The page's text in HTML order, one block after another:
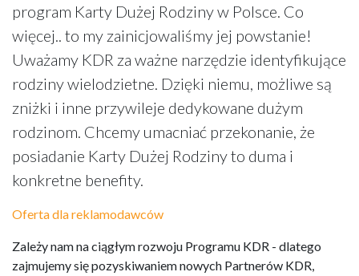
program Karty Dużej Rodziny w Polsce. Co
więcej.. to my zainicjowaliśmy jej powstanie!
Uważamy KDR za ważne narzędzie identyfikujące
rodziny wielodzietne. Dzięki niemu, możliwe są
zniżki i inne przywileje dedykowane dużym
rodzinom. Chcemy umacniać przekonanie, że
posiadanie Karty Dużej Rodziny to duma i
konkretne benefity.
Oferta dla reklamodawców
Zależy nam na ciągłym rozwoju Programu KDR - dlatego
zajmujemy się pozyskiwaniem nowych Partnerów KDR,